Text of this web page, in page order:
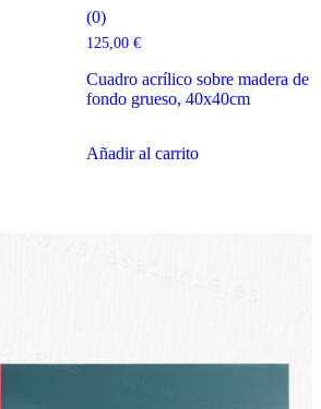
(0)
125,00 €
Cuadro acrílico sobre madera de
fondo grueso, 40x40cm
Añadir al carrito